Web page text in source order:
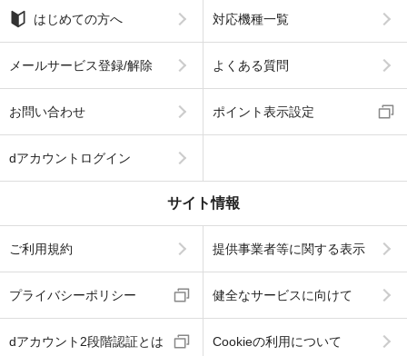
はじめての方へ 対応機種一覧
メールサービス登録/解除 よくある質問
お問い合わせ ポイント表示設定
dアカウントログイン
サイト情報
ご利用規約 提供事業者等に関する表示
プライバシーポリシー 健全なサービスに向けて
dアカウント2段階認証とは Cookieの利用について